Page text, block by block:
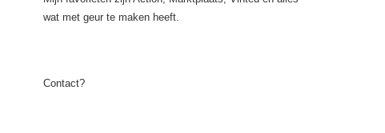
wat met geur te maken heeft.
Contact?